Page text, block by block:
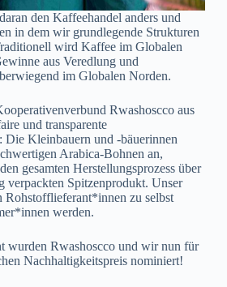
den Kaffeehandel anders und
in dem wir grundlegende Strukturen
wird Kaffee im Globalen
aus Veredlung und
im Globalen Norden.
Rwashoscco aus
und transparente
Die Kleinbauern und -bäuerinnen
Arabica-Bohnen an,
gesamten Herstellungsprozess über
verpackten Spitzenprodukt. Unser
Rohstofflieferant*innen zu selbst
werden.
wurden Rwashoscco und wir nun für
Nachhaltigkeitspreis nominiert!